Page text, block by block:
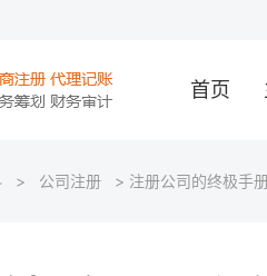
首页
> 公司注册 > 注册公司的终极手